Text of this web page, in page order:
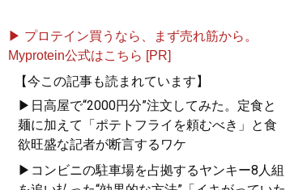
▶ プロテイン買うなら、まず売れ筋から。
Myprotein公式はこちら [PR]
【今この記事も読まれています】
▶日高屋で“2000円分”注文してみた。定食と
麺に加えて「ポテトフライを頼むべき」と食
欲旺盛な記者が断言するワケ
▶コンビニの駐車場を占拠するヤンキー8人組